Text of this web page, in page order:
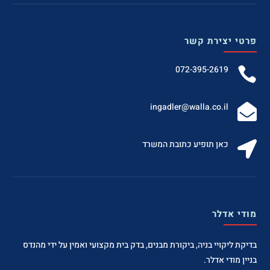
פרטי יצירת קשר

072-395-2619

‫ingadler@walla.co.il‬
 כאן תופיע כתובת המשרד
מודי אדלר
בדיקת ליקויי בניה, ביקורת מבנים, בדק בית מקצועי ואמין על ידי מהנדס
בניין מודי אדלר.